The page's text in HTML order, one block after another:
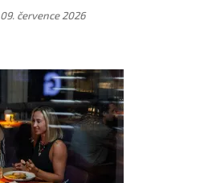
09. července 2026